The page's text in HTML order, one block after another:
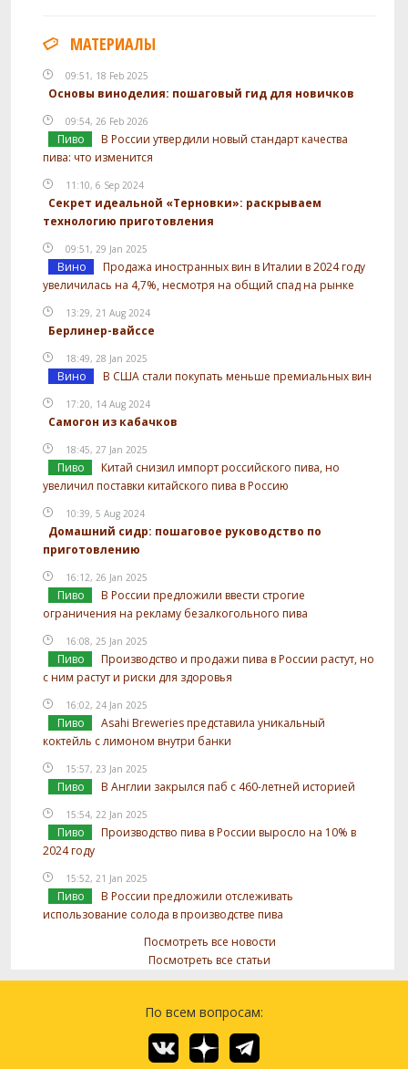
МАТЕРИАЛЫ
09:51, 18 Feb 2025
Основы виноделия: пошаговый гид для новичков
09:54, 26 Feb 2026
Пиво
В России утвердили новый стандарт качества
пива: что изменится
11:10, 6 Sep 2024
Секрет идеальной «Терновки»: раскрываем
технологию приготовления
09:51, 29 Jan 2025
Вино
Продажа иностранных вин в Италии в 2024 году
увеличилась на 4,7%, несмотря на общий спад на рынке
13:29, 21 Aug 2024
Берлинер-вайссе
18:49, 28 Jan 2025
Вино В США стали покупать меньше премиальных вин
17:20, 14 Aug 2024
Самогон из кабачков
18:45, 27 Jan 2025
Пиво
Китай снизил импорт российского пива, но
увеличил поставки китайского пива в Россию
10:39, 5 Aug 2024
Домашний сидр: пошаговое руководство по
приготовлению
16:12, 26 Jan 2025
Пиво
В России предложили ввести строгие
ограничения на рекламу безалкогольного пива
16:08, 25 Jan 2025
Пиво
Производство и продажи пива в России растут, но
с ним растут и риски для здоровья
16:02, 24 Jan 2025
Пиво
Asahi Breweries представила уникальный
коктейль с лимоном внутри банки
15:57, 23 Jan 2025
Пиво В Англии закрылся паб с 460-летней историей
15:54, 22 Jan 2025
Пиво
Производство пива в России выросло на 10% в
2024 году
15:52, 21 Jan 2025
Пиво
В России предложили отслеживать
использование солода в производстве пива
Посмотреть все новости
Посмотреть все статьи
По всем вопросам: